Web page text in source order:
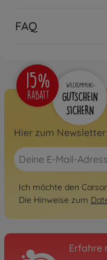
FAQ
Hier zum
Ich möchte den
Die Hinweise zum
Erfahre